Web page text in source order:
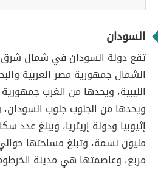
السودان
تقع دولة السودان في شمال شرق
الشمال جمهورية مصر العربية
الليبية، ويحدها من الغرب
ويحدها من الجنوب جنوب
مربع، وعاصمتها هي مدينة